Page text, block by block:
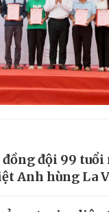
đội 99 tuổi
Anh hùng La